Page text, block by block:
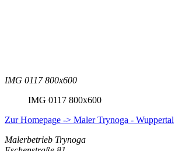
IMG 0117 800x600
IMG 0117 800x600
Zur Homepage -> Maler Trynoga - Wuppertal
Malerbetrieb Trynoga